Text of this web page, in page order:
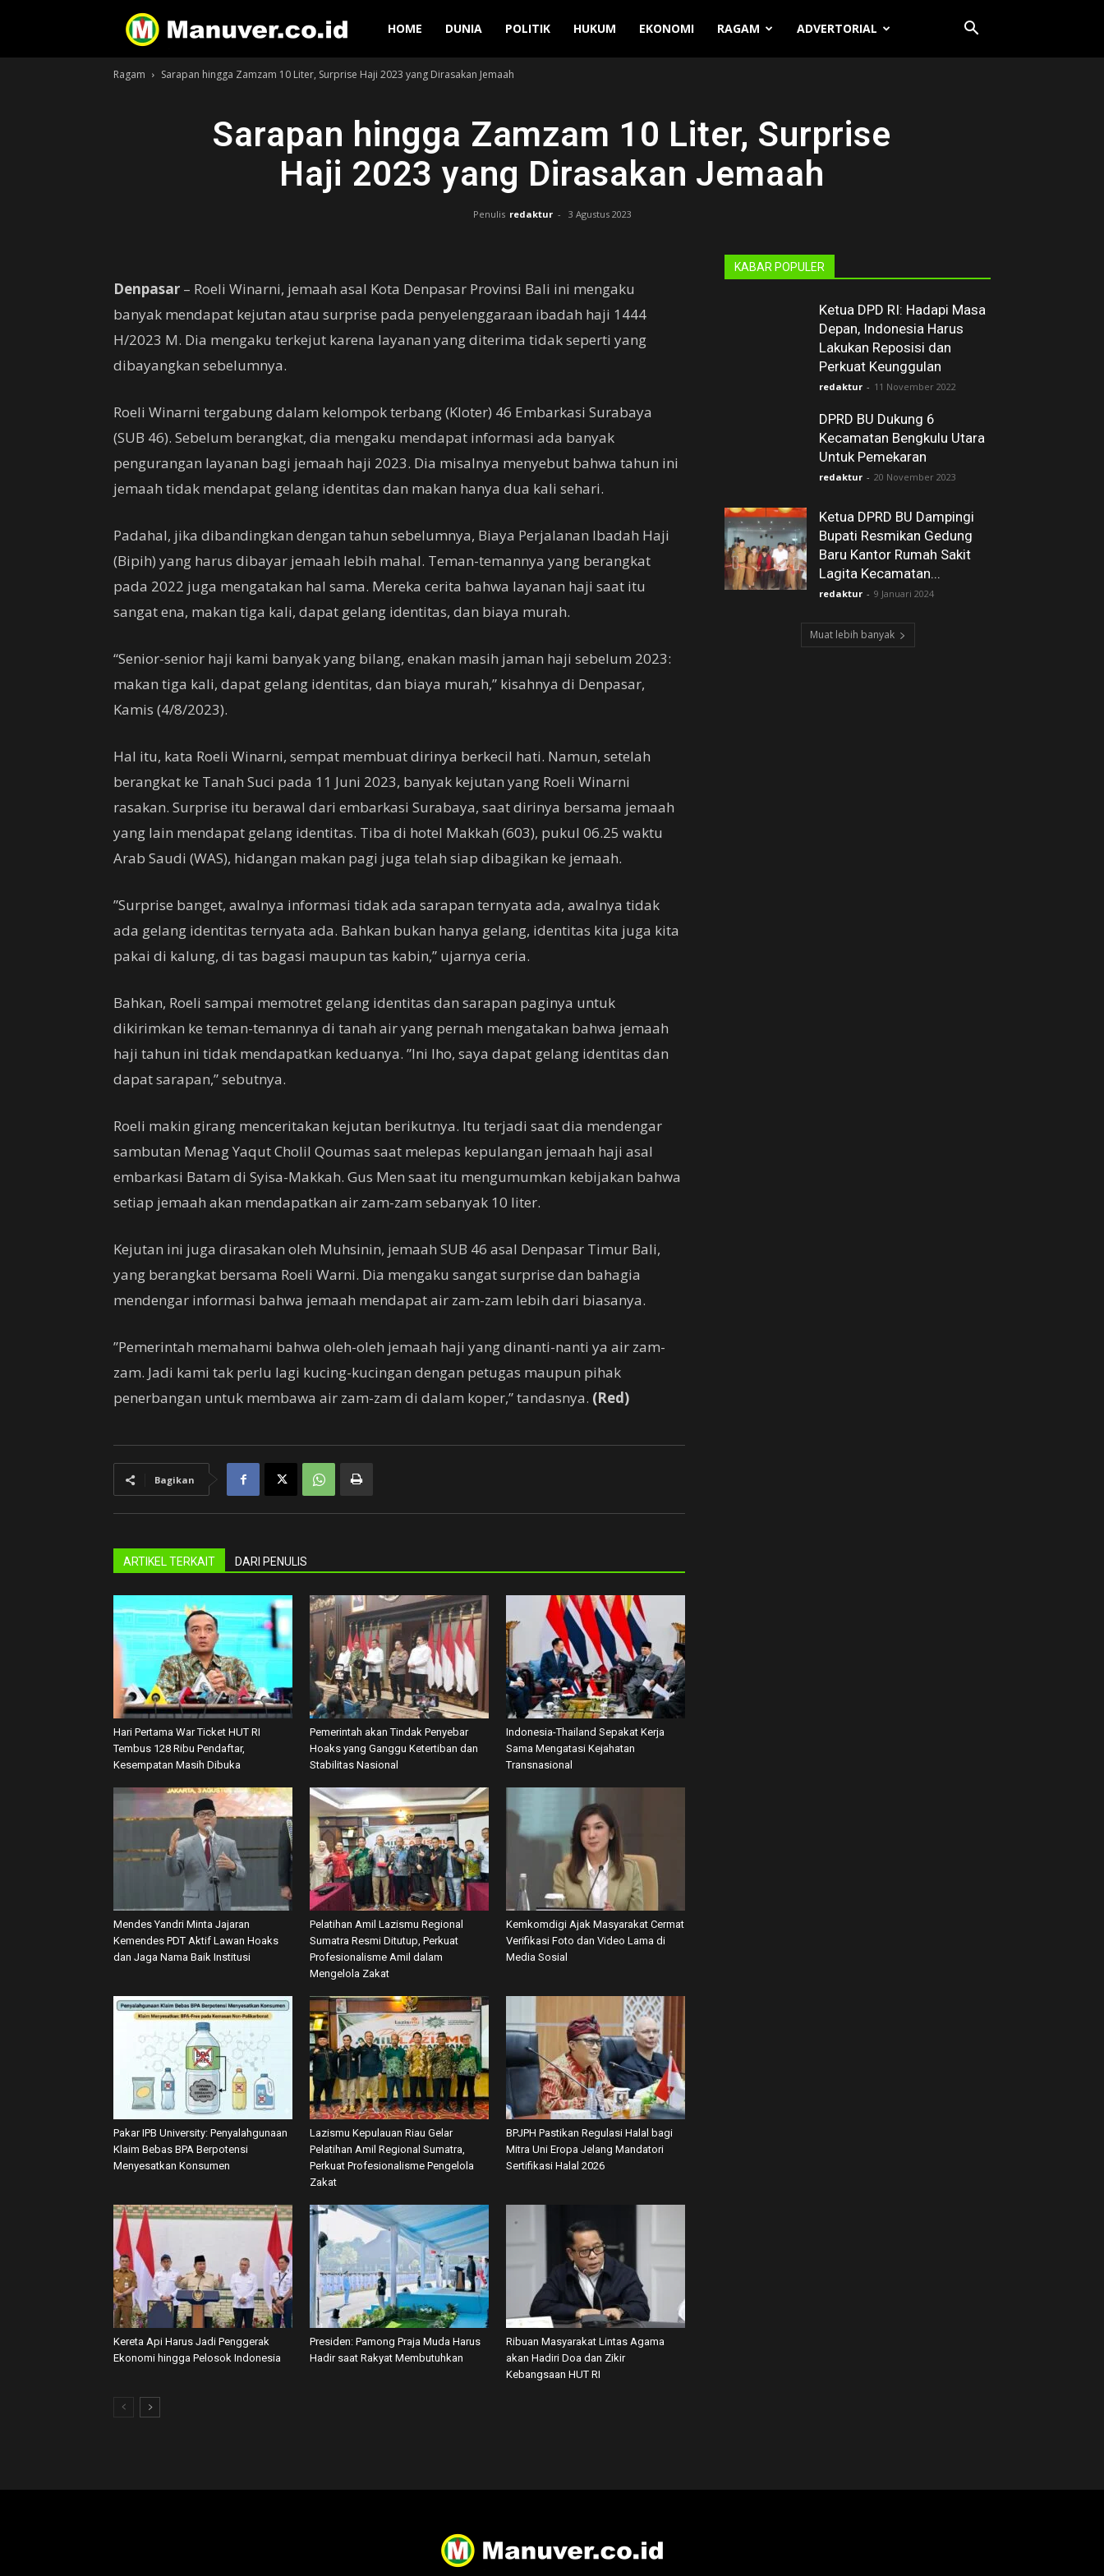
Manuver
HOME DUNIA POLITIK HUKUM EKONOMI RAGAM ADVERTORIAL
Ragam Sarapan hingga Zamzam 10 Liter, Surprise Haji 2023 yang Dirasakan Jemaah
Sarapan hingga Zamzam 10 Liter, Surprise
Haji 2023 yang Dirasakan Jemaah
Penulis redaktur - 3 Agustus 2023
Denpasar – Roeli Winarni, jemaah asal Kota Denpasar Provinsi Bali ini mengaku
banyak mendapat kejutan atau surprise pada penyelenggaraan ibadah haji 1444
H/2023 M. Dia mengaku terkejut karena layanan yang diterima tidak seperti yang
dibayangkan sebelumnya.
Roeli Winarni tergabung dalam kelompok terbang (Kloter) 46 Embarkasi Surabaya
(SUB 46). Sebelum berangkat, dia mengaku mendapat informasi ada banyak
pengurangan layanan bagi jemaah haji 2023. Dia misalnya menyebut bahwa tahun ini
jemaah tidak mendapat gelang identitas dan makan hanya dua kali sehari.
Padahal, jika dibandingkan dengan tahun sebelumnya, Biaya Perjalanan Ibadah Haji
(Bipih) yang harus dibayar jemaah lebih mahal. Teman-temannya yang berangkat
pada 2022 juga mengatakan hal sama. Mereka cerita bahwa layanan haji saat itu
sangat ena, makan tiga kali, dapat gelang identitas, dan biaya murah.
“Senior-senior haji kami banyak yang bilang, enakan masih jaman haji sebelum 2023:
makan tiga kali, dapat gelang identitas, dan biaya murah,” kisahnya di Denpasar,
Kamis (4/8/2023).
Hal itu, kata Roeli Winarni, sempat membuat dirinya berkecil hati. Namun, setelah
berangkat ke Tanah Suci pada 11 Juni 2023, banyak kejutan yang Roeli Winarni
rasakan. Surprise itu berawal dari embarkasi Surabaya, saat dirinya bersama jemaah
yang lain mendapat gelang identitas. Tiba di hotel Makkah (603), pukul 06.25 waktu
Arab Saudi (WAS), hidangan makan pagi juga telah siap dibagikan ke jemaah.
”Surprise banget, awalnya informasi tidak ada sarapan ternyata ada, awalnya tidak
ada gelang identitas ternyata ada. Bahkan bukan hanya gelang, identitas kita juga kita
pakai di kalung, di tas bagasi maupun tas kabin,” ujarnya ceria.
Bahkan, Roeli sampai memotret gelang identitas dan sarapan paginya untuk
dikirimkan ke teman-temannya di tanah air yang pernah mengatakan bahwa jemaah
haji tahun ini tidak mendapatkan keduanya. ”Ini lho, saya dapat gelang identitas dan
dapat sarapan,” sebutnya.
Roeli makin girang menceritakan kejutan berikutnya. Itu terjadi saat dia mendengar
sambutan Menag Yaqut Cholil Qoumas saat melepas kepulangan jemaah haji asal
embarkasi Batam di Syisa-Makkah. Gus Men saat itu mengumumkan kebijakan bahwa
setiap jemaah akan mendapatkan air zam-zam sebanyak 10 liter.
Kejutan ini juga dirasakan oleh Muhsinin, jemaah SUB 46 asal Denpasar Timur Bali,
yang berangkat bersama Roeli Warni. Dia mengaku sangat surprise dan bahagia
mendengar informasi bahwa jemaah mendapat air zam-zam lebih dari biasanya.
”Pemerintah memahami bahwa oleh-oleh jemaah haji yang dinanti-nanti ya air zam-
zam. Jadi kami tak perlu lagi kucing-kucingan dengan petugas maupun pihak
penerbangan untuk membawa air zam-zam di dalam koper,” tandasnya. (Red)
Bagikan
ARTIKEL TERKAIT DARI PENULIS
Hari Pertama War Ticket HUT RI
Tembus 128 Ribu Pendaftar,
Kesempatan Masih Dibuka
Pemerintah akan Tindak Penyebar
Hoaks yang Ganggu Ketertiban dan
Stabilitas Nasional
Indonesia-Thailand Sepakat Kerja
Sama Mengatasi Kejahatan
Transnasional
Mendes Yandri Minta Jajaran
Kemendes PDT Aktif Lawan Hoaks
dan Jaga Nama Baik Institusi
Pelatihan Amil Lazismu Regional
Sumatra Resmi Ditutup, Perkuat
Profesionalisme Amil dalam
Mengelola Zakat
Kemkomdigi Ajak Masyarakat Cermat
Verifikasi Foto dan Video Lama di
Media Sosial
Pakar IPB University: Penyalahgunaan
Klaim Bebas BPA Berpotensi
Menyesatkan Konsumen
Lazismu Kepulauan Riau Gelar
Pelatihan Amil Regional Sumatra,
Perkuat Profesionalisme Pengelola
Zakat
BPJPH Pastikan Regulasi Halal bagi
Mitra Uni Eropa Jelang Mandatori
Sertifikasi Halal 2026
Kereta Api Harus Jadi Penggerak
Ekonomi hingga Pelosok Indonesia
Presiden: Pamong Praja Muda Harus
Hadir saat Rakyat Membutuhkan
Ribuan Masyarakat Lintas Agama
akan Hadiri Doa dan Zikir
Kebangsaan HUT RI
KABAR POPULER
Ketua DPD RI: Hadapi Masa
Depan, Indonesia Harus
Lakukan Reposisi dan
Perkuat Keunggulan
redaktur - 11 November 2022
DPRD BU Dukung 6
Kecamatan Bengkulu Utara
Untuk Pemekaran
redaktur - 20 November 2023
Ketua DPRD BU Dampingi
Bupati Resmikan Gedung
Baru Kantor Rumah Sakit
Lagita Kecamatan...
redaktur - 9 Januari 2024
Muat lebih banyak